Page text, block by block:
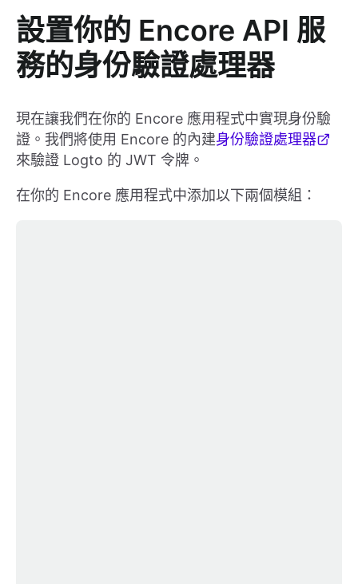
設置你的 Encore API 服
務的身份驗證處理器
現在讓我們在你的 Encore 應用程式中實現身份驗
證。我們將使用 Encore 的內建身份驗證處理器
來驗證 Logto 的 JWT 令牌。
在你的 Encore 應用程式中添加以下兩個模組：